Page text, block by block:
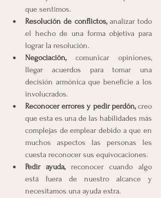
que sentimos.
Resolución de conflictos, analizar todo
el hecho de una forma objetiva para
lograr la resolución.
Negociación, comunicar opiniones,
llegar acuerdos para tomar una
decisión armónica que beneficie a los
involucrados.
Reconocer errores y pedir perdón, creo
que esta es una de las habilidades más
complejas de emplear debido a que en
muchos aspectos las personas les
cuesta reconocer sus equivocaciones.
Pedir ayuda, reconocer cuando algo
está fuera de nuestro alcance y
necesitamos una ayuda extra.